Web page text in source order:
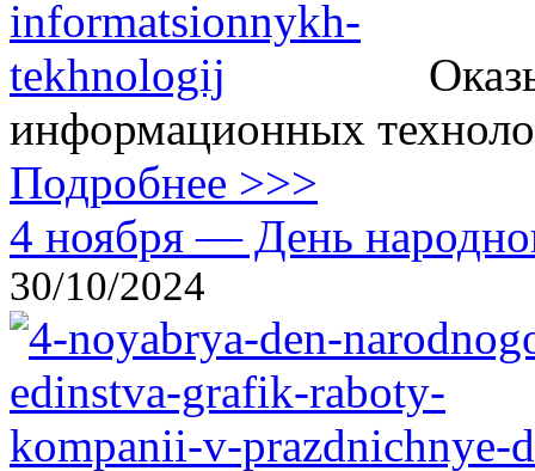
информационных
Подробнее >>>
4 ноября — День
30/10/2024